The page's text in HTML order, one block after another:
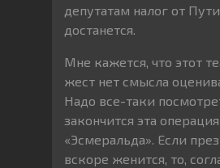
депутатам налог от
достанется.
Мне кажется, что этот
жест нет смысла
Надо все-таки
закончится эта операция
«Эсмеральда». Если
вскоре женится, то,